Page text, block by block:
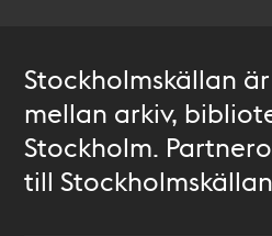
Stockholmskällan
mellan arkiv,
Stockholm.
till